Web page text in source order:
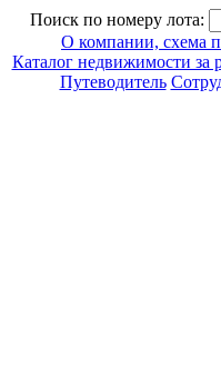
Поиск по номеру лота:
О компании, схема
Каталог недвижимости за
Путеводитель